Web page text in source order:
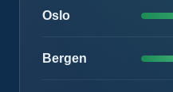
Oslo
Bergen